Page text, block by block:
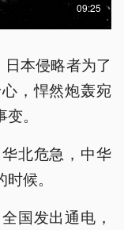
09:25
本侵略者为了
，悍然炮轰宛
。
北危急，中华
候。
国发出通电，